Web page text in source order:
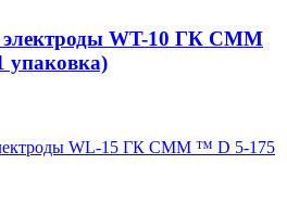
WT-10 ГК СММ